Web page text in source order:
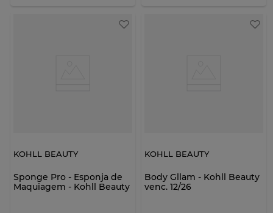
KOHLL BEAUTY
Sponge Pro - Esponja de
Maquiagem - Kohll Beauty
KOHLL BEAUTY
Body Gllam - Kohll Beauty
venc. 12/26